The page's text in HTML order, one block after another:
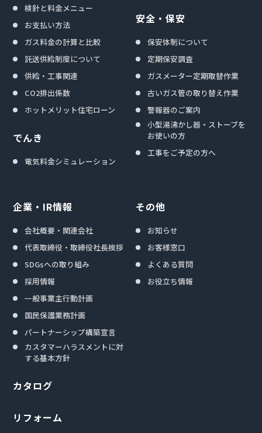
検針と料金メニュー
お支払い方法
ガス料金の計算と比較
託送供給制度について
供給・工事関連
CO2排出係数
ホットメリット住宅ローン
でんき
電気料金シミュレーション
安全・保安
保安体制について
定期保安調査
ガスメーター定期取替作業
古いガス管の取り替え作業
警報器のご案内
小型湯沸かし器・ストーブを
お使いの方
工事をご予定の方へ
企業・IR情報
会社概要・関連会社
代表取締役・取締役社長挨拶
SDGsへの取り組み
採用情報
一般事業主行動計画
国民保護業務計画
パートナーシップ構築宣言
カスタマーハラスメントに対
する基本方針
カタログ
リフォーム
その他
お知らせ
お客様窓口
よくある質問
お役立ち情報